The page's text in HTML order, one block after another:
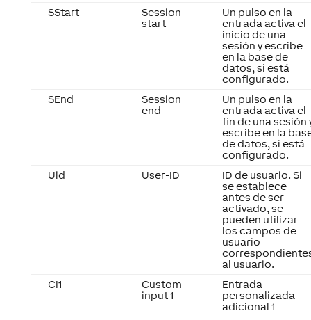
SStart
Session
start
Un pulso en la
entrada activa el
inicio de una
sesión y escribe
en la base de
datos, si está
configurado.
SEnd
Session
end
Un pulso en la
entrada activa el
fin de una sesión
escribe en la
de datos, si está
configurado.
Uid
User-ID
ID de usuario. Si
se establece
antes de ser
activado, se
pueden utilizar
los campos de
usuario
al usuario.
CI1
Custom
input 1
Entrada
personalizada
adicional 1